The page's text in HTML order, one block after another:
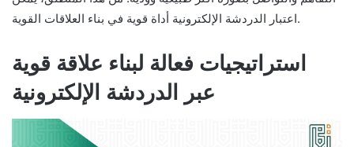
اعتبار الدردشة الإلكترونية أداة قوية في بناء العلاقات القوية.
استراتيجيات فعالة لبناء علاقة قوية
عبر الدردشة الإلكترونية